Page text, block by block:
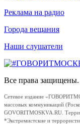
Реклама на радио
Города вещания
Наши слушатели
Все права
Сетевое издание
массовых коммуникаций
GOVORITMOSKVA.RU.
*Экстремистские и